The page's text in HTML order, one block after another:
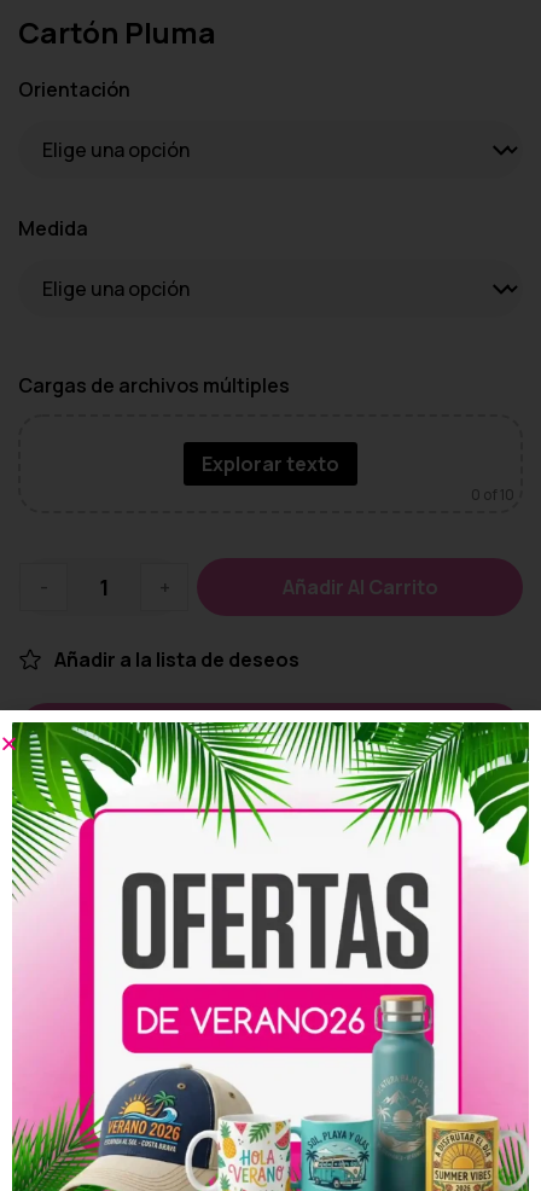
Cartón Pluma
Orientación
Medida
Cargas de archivos múltiples
Explorar texto
0 of 10
- + Añadir Al Carrito
Añadir a la lista de deseos
Personalizar
Compartir:
Productos relacionados